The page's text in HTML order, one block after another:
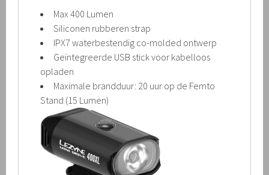
Max 400 Lumen
Siliconen rubberen strap
IPX7 waterbestendig co-molded ontwerp
Geïntegreerde USB stick voor kabelloos
opladen
Maximale brandduur: 20 uur op de Femto
Stand (15 Lumen)